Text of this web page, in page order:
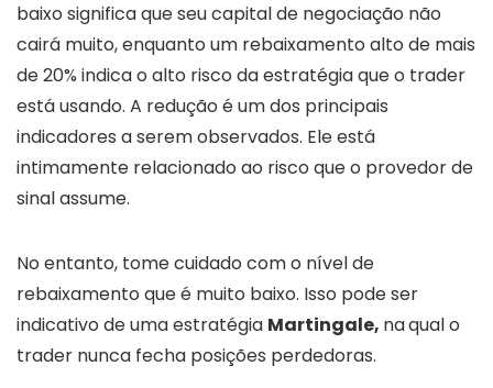
baixo significa que seu capital de negociação não
cairá muito, enquanto um rebaixamento alto de mais
de 20% indica o alto risco da estratégia que o trader
está usando. A redução é um dos principais
indicadores a serem observados. Ele está
intimamente relacionado ao risco que o provedor de
sinal assume.
No entanto, tome cuidado com o nível de
rebaixamento que é muito baixo. Isso pode ser
indicativo de uma estratégia Martingale, naqual o
trader nunca fecha posições perdedoras.